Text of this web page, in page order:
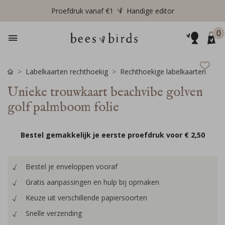
Proefdruk vanaf €1 Handige editor
0
Labelkaarten rechthoekig Rechthoekige labelkaarten
Unieke trouwkaart beachvibe golven
golf palmboom folie
Bestel gemakkelijk je eerste proefdruk voor € 2,50
Bestel je enveloppen vooraf
Gratis aanpassingen en hulp bij opmaken
Keuze uit verschillende papiersoorten
Snelle verzending